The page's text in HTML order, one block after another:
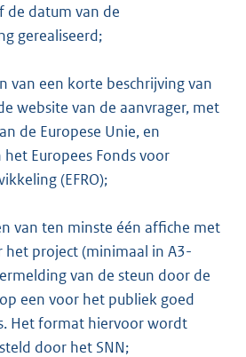
de datum van de
gerealiseerd;
van een korte beschrijving van
website van de aanvrager, met
de Europese Unie, en
Europees Fonds voor
(EFRO);
van ten minste één affiche met
project (minimaal in A3-
van de steun door de
een voor het publiek goed
Het format hiervoor wordt
door het SNN;